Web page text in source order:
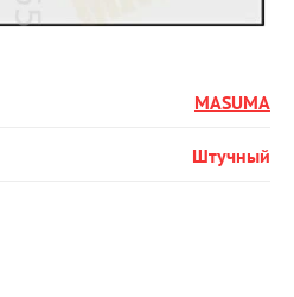
MASUMA
Штучный